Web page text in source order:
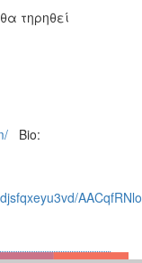
τηρηθεί
Bio: